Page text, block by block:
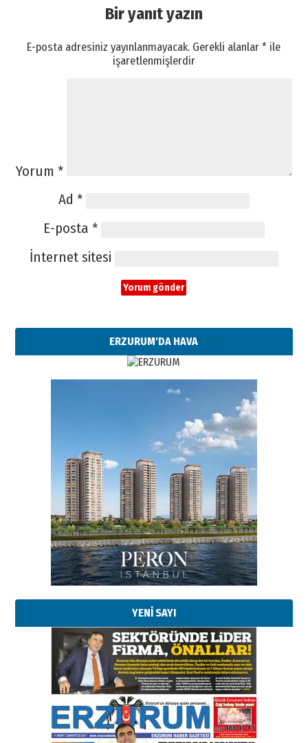
Bir yanıt yazın
E-posta adresiniz yayınlanmayacak. Gerekli alanlar* ile
işaretlenmişlerdir
Yorum *
Ad *
E-posta *
İnternet sitesi
ERZURUM'DA HAVA
YENİ SAYI
Esat BİNDESEN
Başkan Sekmen’den Erzurum’a
bir vizyon proje daha!
02 Ağustos 2026 Pazar
Kadir SABUNCUOĞLU
Erzurumspor’un köşe taşları
29 Haziran 2026 Pazartesi
Kenan GÜLERCİ
Murat Şahsuvaroğlu ERKON’da
çıtayı yukarı taşırken,
yönetimdekiler aşağı
çekmemeli!
17 Şubat 2026 SalıOrhan BOZKURT
Bir fotoğraf, bir şehir, bir
gazeteci… Dizginler kimin
elinde?
31 Mart 2026 Salı